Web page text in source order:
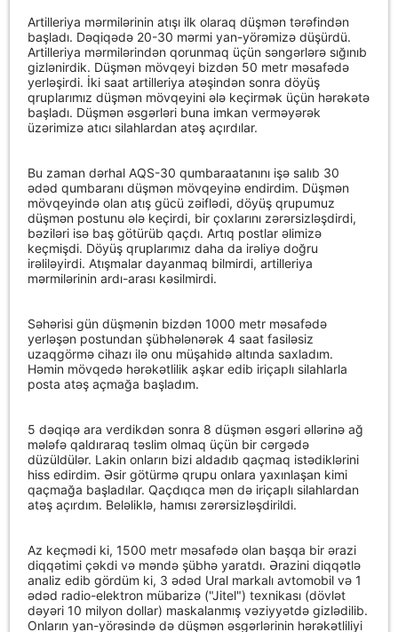
Artilleriya mərmilərinin atışı ilk olaraq düşmən tərəfindən
başladı. Dəqiqədə 20-30 mərmi yan-yörəmizə düşürdü.
Artilleriya mərmilərindən qorunmaq üçün səngərlərə sığınıb
gizlənirdik. Düşmən mövqeyi bizdən 50 metr məsafədə
yerləşirdi. İki saat artilleriya atəşindən sonra döyüş
qruplarımız düşmən mövqeyini ələ keçirmək üçün hərəkətə
başladı. Düşmən əsgərləri buna imkan verməyərək
üzərimizə atıcı silahlardan atəş açırdılar.
Bu zaman dərhal AQS-30 qumbaraatanını işə salıb 30
ədəd qumbaranı düşmən mövqeyinə endirdim. Düşmən
mövqeyində olan atış gücü zəiflədi, döyüş qrupumuz
düşmən postunu ələ keçirdi, bir çoxlarını zərərsizləşdirdi,
bəziləri isə baş götürüb qaçdı. Artıq postlar əlimizə
keçmişdi. Döyüş qruplarımız daha da irəliyə doğru
irəliləyirdi. Atışmalar dayanmaq bilmirdi, artilleriya
mərmilərinin ardı-arası kəsilmirdi.
Səhərisi gün düşmənin bizdən 1000 metr məsafədə
yerləşən postundan şübhələnərək 4 saat fasiləsiz
uzaqgörmə cihazı ilə onu müşahidə altında saxladım.
Həmin mövqedə hərəkətlilik aşkar edib iriçaplı silahlarla
posta atəş açmağa başladım.
5 dəqiqə ara verdikdən sonra 8 düşmən əsgəri əllərinə ağ
mələfə qaldıraraq təslim olmaq üçün bir cərgədə
düzüldülər. Lakin onların bizi aldadıb qaçmaq istədiklərini
hiss edirdim. Əsir götürmə qrupu onlara yaxınlaşan kimi
qaçmağa başladılar. Qaçdıqca mən də iriçaplı silahlardan
atəş açırdım. Beləliklə, hamısı zərərsizləşdirildi.
Az keçmədi ki, 1500 metr məsafədə olan başqa bir ərazi
diqqətimi çəkdi və məndə şübhə yaratdı. Ərazini diqqətlə
analiz edib gördüm ki, 3 ədəd Ural markalı avtomobil və 1
ədəd radio-elektron mübarizə ("Jitel") texnikası (dövlət
dəyəri 10 milyon dollar) maskalanmış vəziyyətdə gizlədilib.
Onların yan-yörəsində də düşmən əsgərlərinin hərəkətliliyi